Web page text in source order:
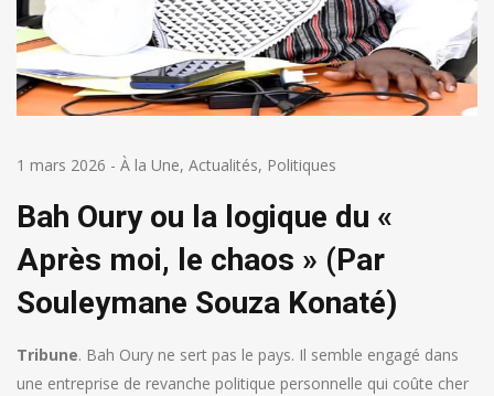
1 mars 2026 - À la Une, Actualités, Politiques
Bah Oury ou la logique du «
Après moi, le chaos » (Par
Souleymane Souza Konaté)
Tribune. Bah Oury ne sert pas le pays. Il semble engagé dans
une entreprise de revanche politique personnelle qui coûte cher